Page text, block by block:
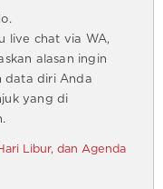
live chat via WA,
alasan ingin
data diri Anda
yang di
Libur, dan Agenda